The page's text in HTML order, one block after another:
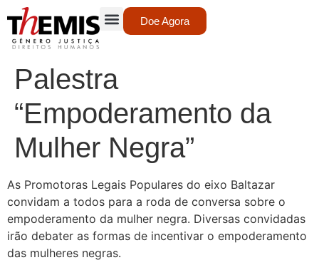
Doe Agora
Palestra
“Empoderamento da
Mulher Negra”
As Promotoras Legais Populares do eixo Baltazar
convidam a todos para a roda de conversa sobre o
empoderamento da mulher negra. Diversas convidadas
irão debater as formas de incentivar o empoderamento
das mulheres negras.